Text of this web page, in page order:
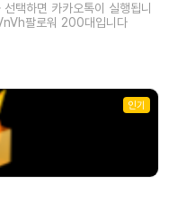
택하면 카카오톡이 실행됩니
팔로워 200대입니다
인기